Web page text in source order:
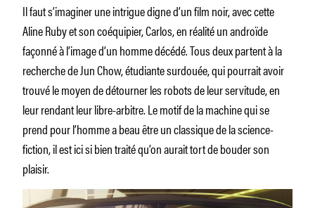
Il faut s’imaginer une intrigue digne d’un film noir, avec cette
Aline Ruby et son coéquipier, Carlos, en réalité un androïde
façonné à l’image d’un homme décédé. Tous deux partent à la
recherche de Jun Chow, étudiante surdouée, qui pourrait avoir
trouvé le moyen de détourner les robots de leur servitude, en
leur rendant leur libre-arbitre. Le motif de la machine qui se
prend pour l’homme a beau être un classique de la science-
fiction, il est ici si bien traité qu’on aurait tort de bouder son
plaisir.